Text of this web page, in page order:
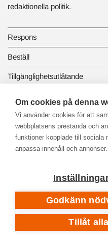
redaktionella politik.
Respons
Beställ
Tillgänglighetsutlåtande
Dataskydd och
Länkbiblioteket
Om cookies på denna
Vi använder cookies för att
webbplatsens prestanda och
funktioner kopplade till sociala
anpassa innehåll och annonser.
Godkänn
Tillåt